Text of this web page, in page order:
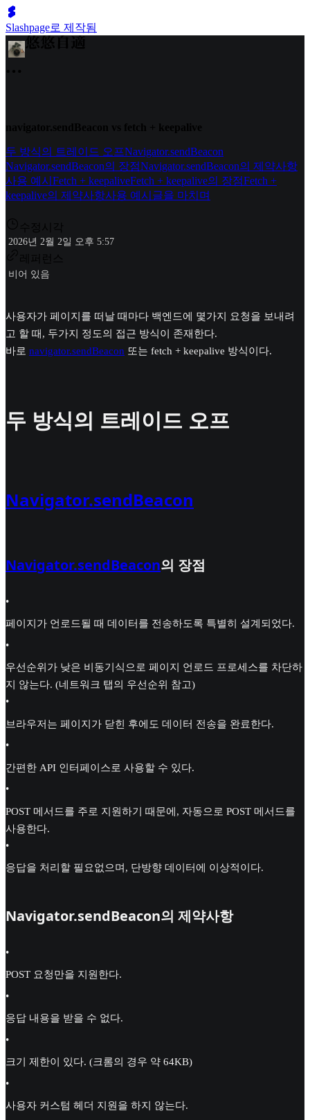
Slashpage로 제작됨
navigator.sendBeacon vs fetch + keepalive
두 방식의 트레이드 오프Navigator.sendBeacon
Navigator.sendBeacon의 장점Navigator.sendBeacon의 제약사항
사용 예시 Fetch + keepaliveFetch + keepalive의 장점Fetch +
keepalive의 제약사항사용 예시 글을 마치며
수정시각
2026년 2월 2일 오후 5:57
레퍼런스
비어 있음
사용자가 페이지를 떠날 때마다 백엔드에 몇가지 요청을 보내려
고 할 때, 두가지 정도의 접근 방식이 존재한다.
바로 navigator.sendBeacon 또는 fetch + keepalive 방식이다.
두 방식의 트레이드 오프
Navigator.sendBeacon
Navigator.sendBeacon의 장점
•
페이지가 언로드될 때 데이터를 전송하도록 특별히 설계되었다.
•
우선순위가 낮은 비동기식으로 페이지 언로드 프로세스를 차단하
지 않는다. (네트워크 탭의 우선순위 참고)
•
브라우저는 페이지가 닫힌 후에도 데이터 전송을 완료한다.
•
간편한 API 인터페이스로 사용할 수 있다.
•
POST 메서드를 주로 지원하기 때문에, 자동으로 POST 메서드를
사용한다.
•
응답을 처리할 필요없으며, 단방향 데이터에 이상적이다.
Navigator.sendBeacon의 제약사항
•
POST 요청만을 지원한다.
•
응답 내용을 받을 수 없다.
•
크기 제한이 있다. (크롬의 경우 약 64KB)
•
사용자 커스텀 헤더 지원을 하지 않는다.